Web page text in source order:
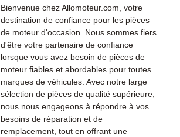
Bienvenue chez Allomoteur.com, votre
destination de confiance pour les pièces
de moteur d'occasion. Nous sommes fiers
d'être votre partenaire de confiance
lorsque vous avez besoin de pièces de
moteur fiables et abordables pour toutes
marques de véhicules. Avec notre large
sélection de pièces de qualité supérieure,
nous nous engageons à répondre à vos
besoins de réparation et de
remplacement, tout en offrant une